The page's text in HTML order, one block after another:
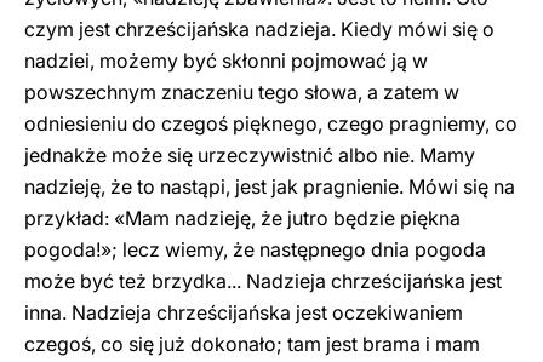
czym jest chrześcijańska nadzieja. Kiedy mówi się o
nadziei, możemy być skłonni pojmować ją w
powszechnym znaczeniu tego słowa, a zatem w
odniesieniu do czegoś pięknego, czego pragniemy, co
jednakże może się urzeczywistnić albo nie. Mamy
nadzieję, że to nastąpi, jest jak pragnienie. Mówi się na
przykład: «Mam nadzieję, że jutro będzie piękna
pogoda!»; lecz wiemy, że następnego dnia pogoda
może być też brzydka... Nadzieja chrześcijańska jest
inna. Nadzieja chrześcijańska jest oczekiwaniem
czegoś, co się już dokonało; tam jest brama i mam